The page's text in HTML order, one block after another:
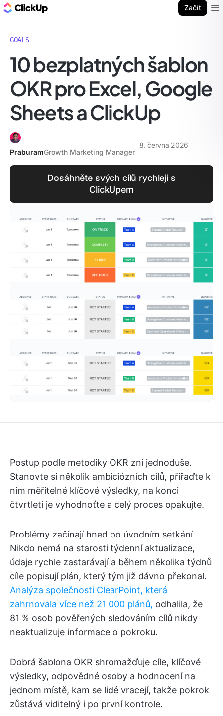
Začít
GOALS
10 bezplatných šablon
OKR pro Excel, Google
Sheets a ClickUp
PraburamGrowth Marketing Manager
8. června 2026
Dosáhněte svých cílů rychleji s
ClickUpem
Postup podle metodiky OKR zní jednoduše.
Stanovte si několik ambiciózních cílů, přiřaďte k
nim měřitelné klíčové výsledky, na konci
čtvrtletí je vyhodnoťte a celý proces opakujte.
Problémy začínají hned po úvodním setkání.
Nikdo nemá na starosti týdenní aktualizace,
údaje rychle zastarávají a během několika týdnů
cíle popisují plán, který tým již dávno překonal.
Analýza společnosti ClearPoint, která
zahrnovala více než 21 000 plánů, odhalila, že
81 % osob pověřených sledováním cílů nikdy
neaktualizuje informace o pokroku.
Dobrá šablona OKR shromažďuje cíle, klíčové
výsledky, odpovědné osoby a hodnocení na
jednom místě, kam se lidé vracejí, takže pokrok
zůstává viditelný i po první kontrole.